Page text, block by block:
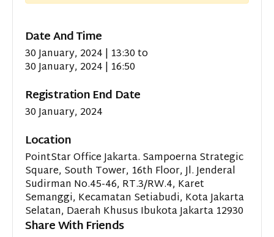
Date And Time
30 January, 2024 | 13:30to
30 January, 2024 | 16:50
Registration End Date
30 January, 2024
Location
PointStar Office Jakarta. Sampoerna Strategic
Square, South Tower, 16th Floor, Jl. Jenderal
Sudirman No.45-46, RT.3/RW.4, Karet
Semanggi, Kecamatan Setiabudi, Kota Jakarta
Selatan, Daerah Khusus Ibukota Jakarta 12930
Share With Friends